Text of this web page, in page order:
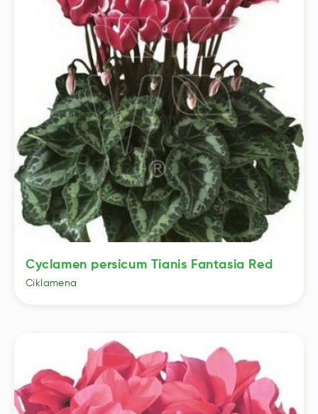
Cyclamen persicum Tianis Fantasia Red
Ciklamena